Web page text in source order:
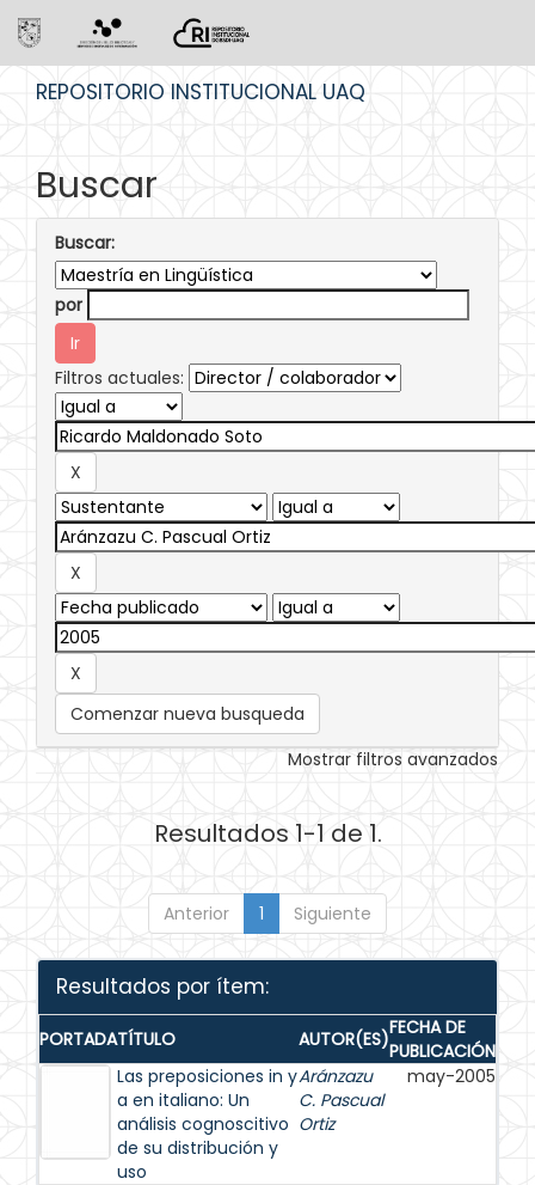
REPOSITORIO INSTITUCIONAL UAQ
Buscar
Buscar:
por
Filtros actuales:
Comenzar nueva busqueda
Mostrar filtros avanzados
Resultados 1-1 de 1.
Anterior 1 Siguiente
Resultados por ítem:
PORTADATÍTULO AUTOR(ES)FECHA DE
PUBLICACIÓN
Las preposiciones in y
a en italiano: Un
análisis cognoscitivo
de su distribución y
uso
Aránzazu
C. Pascual
Ortiz
may-2005